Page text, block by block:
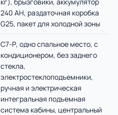
240 AH, раздаточная коробка
G25, пакет для холодной зоны
С7-Р, одно спальное место, с
кондиционером, без заднего
стекла,
электростеклоподъемники,
ручная и электрическая
интегральная подъемная
система кабины, центральный